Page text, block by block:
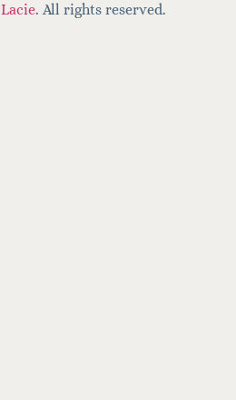
Lacie. All rights reserved.